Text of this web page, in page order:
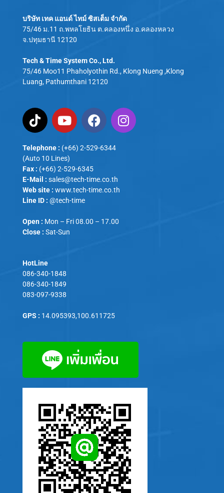
บริษัท เทค แอนด์ ไทม์ ซิสเต็ม จำกัด
75/46 ม.11 ถ.พหลโยธิน ต.คลองหนึ่ง อ.คลองหลวง
จ.ปทุมธานี 12120
Tech & Time System Co., Ltd.
75/46 Moo11 Phaholyothin Rd., Klong Nueng ,Klong
Luang, Pathumthani 12120
Telephone : (+66) 2-529-6344
(Auto 10 Lines)
Fax : (+66) 2-529-6345
E-Mail : sales@tech-time.co.th
Web site : www.tech-time.co.th
Line ID : @tech-time
Open : Mon – Fri 08.00 – 17.00
Close : Sat-Sun
HotLine
086-340-1848
086-340-1849
083-097-9338
GPS : 14.095393,100.611725